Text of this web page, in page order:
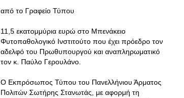
από το Γραφείο Τύπου
11,5 εκατομμύρια ευρώ στο Μπενάκειο
Φυτοπαθολογικό Ινστιτούτο που έχει πρόεδρο τον
αδελφό του Πρωθυπουργού και αναπληρωματικό
τον κ. Παύλο Γερουλάνο.
Ο Εκπρόσωπος Τύπου του Πανελλήνιου Άρματος
Πολιτών Σωτήρης Στανωτάς, με αφορμή τη